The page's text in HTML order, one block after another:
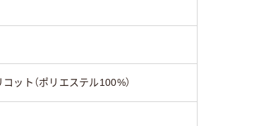
ット（ポリエステル100%）